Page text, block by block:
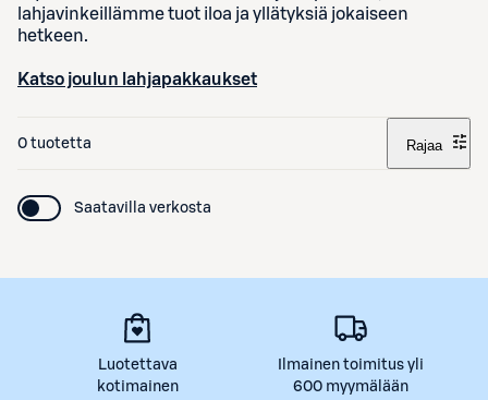
lahjavinkeillämme tuot iloa ja yllätyksiä jokaiseen
hetkeen.
Katso joulun lahjapakkaukset
0 tuotetta Rajaa
Saatavilla verkosta
Luotettava
kotimainen
Ilmainen toimitus yli
600 myymälään